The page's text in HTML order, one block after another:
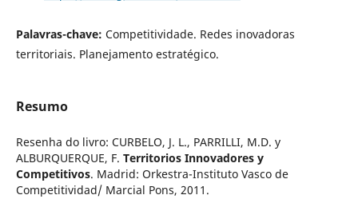
Palavras-chave: Competitividade. Redes inovadoras
territoriais. Planejamento estratégico.
Resumo
Resenha do livro: CURBELO, J. L., PARRILLI, M.D. y
ALBURQUERQUE, F. Territorios Innovadores y
Competitivos. Madrid: Orkestra-Instituto Vasco de
Competitividad/ Marcial Pons, 2011.